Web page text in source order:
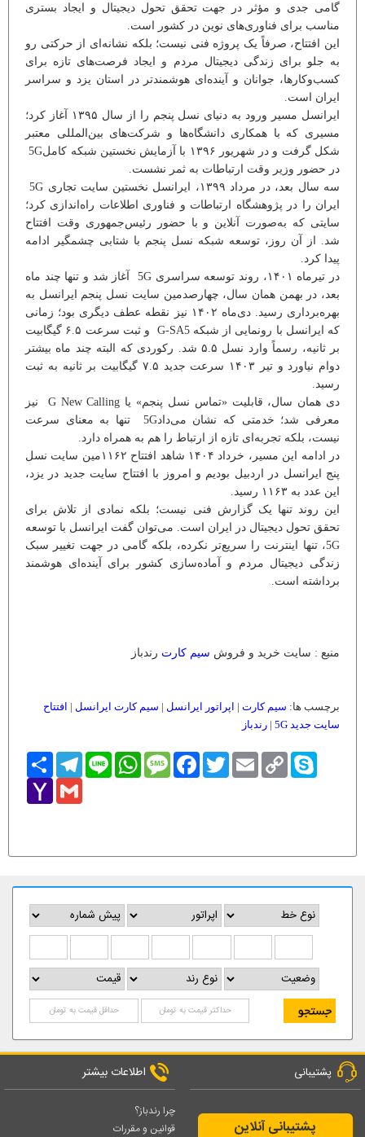
گامی جدی و مؤثر در جهت تحقق تحول دیجیتال و ایجاد بستری
مناسب برای فناوری‌های نوین در کشور است.
این افتتاح، صرفاً یک پروژه فنی نیست؛ بلکه نشانه‌ای از حرکتی رو
به جلو برای زندگی دیجیتال مردم و ایجاد فرصت‌های تازه برای
کسب‌وکارها، جوانان و آینده‌ای هوشمندتر در استان یزد و سراسر
ایران است.
ایرانسل مسیر ورود به دنیای نسل پنجم را از سال ۱۳۹۵ آغاز کرد؛
مسیری که با همکاری دانشگاه‌ها و شرکت‌های بین‌المللی معتبر
شکل گرفت و در شهریور ۱۳۹۶ با آزمایش نخستین شبکه کامل5G
در حضور وزیر وقت ارتباطات به ثمر نشست.
سه سال بعد، در مرداد ۱۳۹۹، ایرانسل نخستین سایت تجاری 5G
ایران را در پژوهشگاه ارتباطات و فناوری اطلاعات راه‌اندازی کرد؛
سایتی که به‌صورت آنلاین و با حضور رئیس‌جمهوری وقت افتتاح
شد. از آن روز، توسعه شبکه نسل پنجم با شتابی چشمگیر ادامه
پیدا کرد.
در تیرماه ۱۴۰۱، روند توسعه سراسری 5G آغاز شد و تنها چند ماه
بعد، در بهمن همان سال، چهارصدمین سایت نسل پنجم ایرانسل به
بهره‌برداری رسید. دی‌ماه ۱۴۰۲ نیز نقطه عطف دیگری بود؛ زمانی
که ایرانسل با رونمایی از شبکه G-SA5 و ثبت سرعت ۶.۵ گیگابیت
بر ثانیه، رسماً وارد نسل ۵.۵ شد. رکوردی که البته چند ماه بیشتر
دوام نیاورد و تیر ۱۴۰۳ سرعت جدید ۷.۵ گیگابیت بر ثانیه به ثبت
رسید.
دی همان سال، قابلیت «تماس نسل پنجم» یا G New Calling نیز
معرفی شد؛ خدمتی که نشان می‌داد5G تنها به معنای سرعت
نیست، بلکه تجربه‌ای تازه از ارتباط را هم به همراه دارد.
در ادامه این مسیر، خرداد ۱۴۰۴ شاهد افتتاح ۱۱۶۲مین سایت نسل
پنج ایرانسل در اردبیل بودیم و امروز با افتتاح سایت جدید در یزد،
این عدد به ۱۱۶۳ رسید.
این روند تنها یک گزارش فنی نیست؛ بلکه نمادی از تلاش برای
تحقق تحول دیجیتال در ایران است. می‌توان گفت ایرانسل با توسعه
5G، تنها اینترنت را سریع‌تر نکرده، بلکه گامی در جهت تغییر سبک
زندگی دیجیتال مردم و آماده‌سازی کشور برای آینده‌ای هوشمند
برداشته است.
منبع : سایت خرید و فروش سیم کارت رندباز
برچسب ها: سیم کارت | اپراتور ایرانسل | سیم کارت ایرانسل | افتتاح
سایت جدید 5G
| رندباز
اشتراکTelegram Line
WhatsAppMessageFacebookTwitter Email
Copy
Link
Skype
Yahoo
Mail
Gmail
پشتیبانی
پشتیبانی آنلاین
اطلاعات بیشتر
چرا رندباز؟
قوانین و مقررات